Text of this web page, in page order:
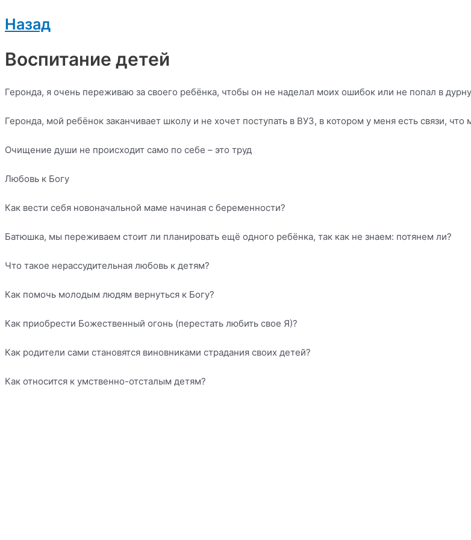
Назад
Воспитание детей
Геронда, я очень переживаю за своего ребёнка, чтобы он не наделал моих ошибок или не попал в
Геронда, мой ребёнок заканчивает школу и не хочет поступать в ВУЗ, в котором у меня есть связи, что
Очищение души не происходит само по себе – это труд
Любовь к Богу
Как вести себя новоначальной маме начиная с беременности?
Батюшка, мы переживаем стоит ли планировать ещё одного ребёнка, так как не знаем: потянем ли?
Что такое нерассудительная любовь к детям?
Как помочь молодым людям вернуться к Богу?
Как приобрести Божественный огонь (перестать любить свое Я)?
Как родители сами становятся виновниками страдания своих детей?
Как относится к умственно-отсталым детям?